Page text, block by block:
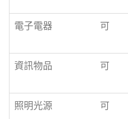
電子電器 可
資訊物品 可
照明光源 可